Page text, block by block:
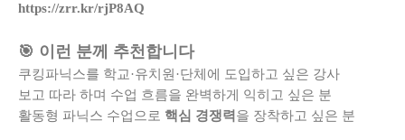
https://zrr.kr/rjP8AQ
🎯 이런 분께 추천합니다
쿠킹파닉스를 학교·유치원·단체에 도입하고 싶은 강사
보고 따라 하며 수업 흐름을 완벽하게 익히고 싶은 분
활동형 파닉스 수업으로 핵심 경쟁력 을 장착하고 싶은 분